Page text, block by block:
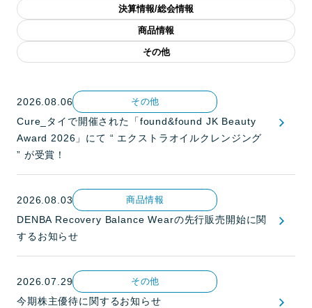
決算情報/総会情報
商品情報
その他
2026.08.06 その他
Cure_タイで開催された「found&found JK Beauty
Award 2026」にて “ エクストラオイルクレンジング
” が受賞！
2026.08.03 商品情報
DENBA Recovery Balance Wearの先行販売開始に関
するお知らせ
2026.07.29 その他
今期株主優待に関するお知らせ